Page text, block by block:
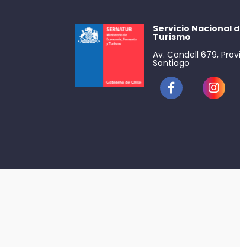
Servicio Nacional
Turismo
Av. Condell 679,
Santiago